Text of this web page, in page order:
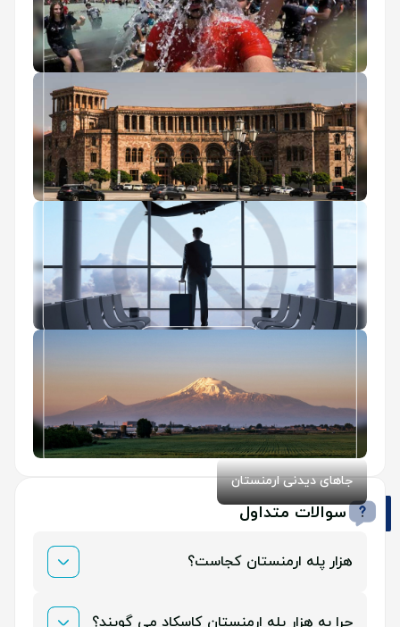
راهنمای سفر به ارمنستان
جاهای دیدنی ارمنستان
سوالات متداول
هزار پله ارمنستان کجاست؟
آبشار ایروان در بخش شمالی مرکز شهر، نه چندان دور از
چرا به هزار پله ارمنستان کاسکاد می گویند؟